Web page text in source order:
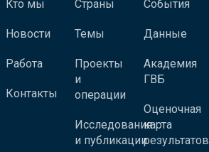
Кто мы
Новости
Работа
Контакты
Страны
Темы
Проекты
и
операции
Исследования
и публикации
События
Данные
Академия
ГВБ
Оценочная
карта
результатов